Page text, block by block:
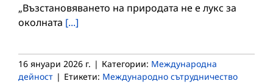
„Възстановяването на природата не е лукс за
околната [...]
16 януари 2026 г. | Категории: Международна
дейност | Етикети: Международно сътрудничество